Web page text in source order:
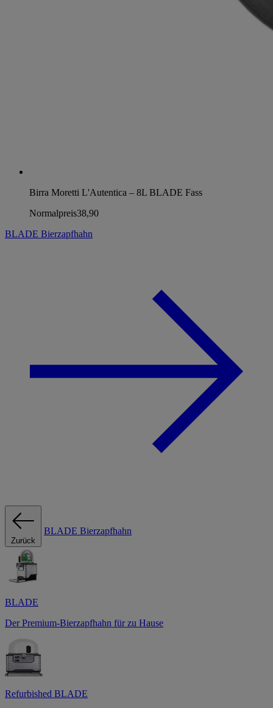
Birra Moretti L'Autentica – 8L BLADE Fass
Normalpreis38,90
BLADE Bierzapfhahn
Zurück
BLADE Bierzapfhahn
BLADE
Der Premium-Bierzapfhahn für zu Hause
Refurbished BLADE